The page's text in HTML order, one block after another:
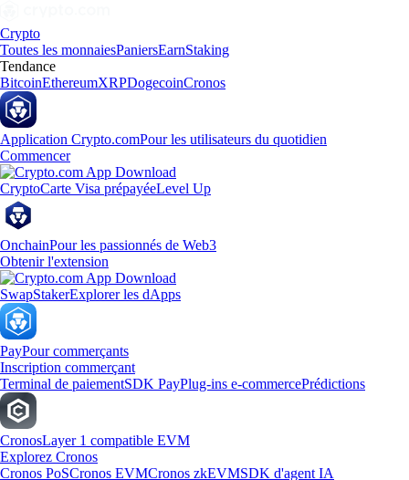
Crypto
Toutes les monnaiesPaniersEarnStaking
Tendance
BitcoinEthereumXRPDogecoinCronos
Application Crypto.comPour les utilisateurs du quotidien
Commencer
CryptoCarte Visa prépayéeLevel Up
OnchainPour les passionnés de Web3
Obtenir l'extension
SwapStakerExplorer les dApps
PayPour commerçants
Inscription commerçant
Terminal de paiementSDK PayPlug-ins e-commercePrédictions
CronosLayer 1 compatible EVM
Explorez Cronos
Cronos PoSCronos EVMCronos zkEVMSDK d'agent IA